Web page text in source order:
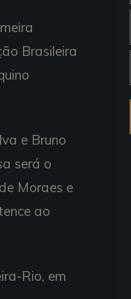
Brasileira
e Bruno
será o
Moraes e
ao
Rio, em